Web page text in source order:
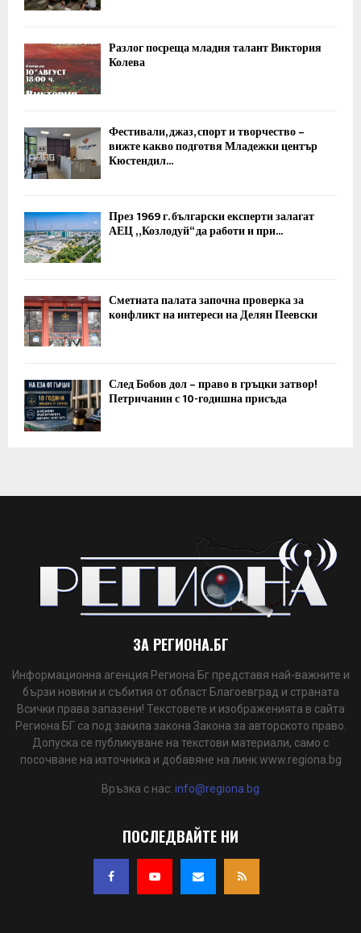
Разлог посреща младия талант Виктория
Колева
Фестивали, джаз, спорт и творчество –
вижте какво подготвя Младежки център
Кюстендил...
През 1969 г. български експерти залагат
АЕЦ „Козлодуй“ да работи и при...
Сметната палата започна проверка за
конфликт на интереси на Делян Пеевски
След Бобов дол – право в гръцки затвор!
Петричанин с 10-годишна присъда
ЗА РЕГИОНА.БГ
Информационна агенция Региона Бг представя най-важните и
бързи новини и събития от област Благоевград и страната
Всички права запазени! Текстовете и изображенията в сайта
Региона БГ са под закила закона Закона за авторското право.
Допуска се публикуване на текстови материали, само с
посочване на източника и добавяне на линк www.regiona.bg
Връзка с нас: info@regiona.bg
ПОСЛЕДВАЙТЕ НИ